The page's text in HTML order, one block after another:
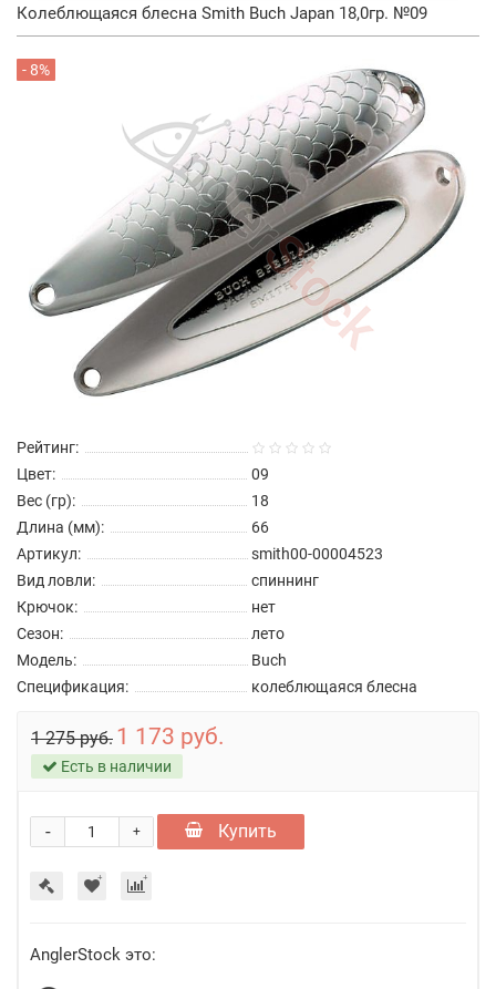
Колеблющаяся блесна Smith Buch Japan 18,0гр. №09
- 8%
Рейтинг:
Цвет:
09
Вес (гр):
18
Длина (мм):
66
Артикул:
smith00-00004523
Вид ловли:
спиннинг
Крючок:
нет
Сезон:
лето
Модель:
Buch
Спецификация:
колеблющаяся блесна
1 275 руб. 1 173 руб.
Есть в наличии
+
- Купить
AnglerStock это: